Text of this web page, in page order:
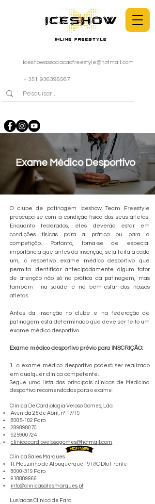
iceshowassociacaofreestyle@hotmail.com
+ 351 936396567
Exame Médico Desportivo
O clube de patinagem Iceshow Team Freestyle
preocupa-se com a condição física dos seus atletas.
Enquanto federados, eles deverão estar em
condições físicas para a prática ou para a
competição. Portanto, torna-se de especial
importância que antes da inscrição, seja feita a cada
um, o respetivo exame médico desportivo que
permita identificar antecipadamente algum fator
de atenção não só na prática da patinagem, mas
também na saúde e no bem-estar dos nossos
atletas.
Antes da inscrição no clube e na federação de
patinagem está determinado que deve ser feito um
exame médico desportivo.
Exame médico desportivo prévio para INSCRIÇÃO:
1. o exame médico desportivo poderá ser realizado
em qualquer clinica competente.
Segue uma lista das principais clínicas de Medicina
desportiva recomendadas para o exame:
Clínica De Cardiologia Veloso Gomes, Lda.
Avenida 25 de Abril, nº 17/19
8005-102 Faro
289898070
925900724
clinicacardiovelosogomes@hotmail.com
Clinica Sales Marques
R. Mouzinho de Albuquerque 19 R/C Dto Frente
8000-319 Faro
918889966
info@clinicasalesmarques.pt
Lusíadas Clínica de Faro